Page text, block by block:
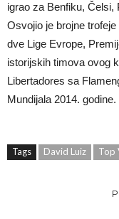
igrao za Benfiku, Čelsi,
Osvojio je brojne
dve Lige Evrope,
istorijskih timova ovog
Libertadores sa
Mundijala 2014. godine.
Tags David Luiz Top